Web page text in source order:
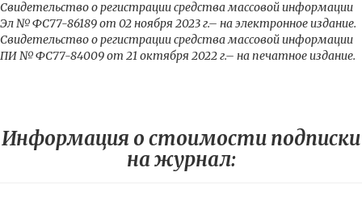
Свидетельство о регистрации средства массовой информации
Эл № ФС77-86189 от 02 ноября 2023 г.– на электронное издание.
Свидетельство о регистрации средства массовой информации
ПИ № ФС77-84009 от 21 октября 2022 г.– на печатное издание.
Информация о стоимости подписки
на журнал: